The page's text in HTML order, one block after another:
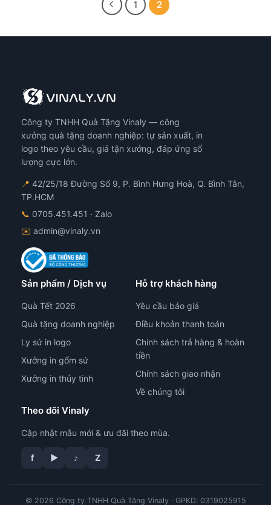
1 2
Công ty TNHH Quà Tặng Vinaly — công
xưởng quà tặng doanh nghiệp: tự sản xuất, in
logo theo yêu cầu, giá tận xưởng, đáp ứng số
lượng cực lớn.
📍 42/25/18 Đường Số 9, P. Bình Hưng Hoà, Q. Bình Tân,
TP.HCM
📞 0705.451.451 · Zalo
✉️ admin@vinaly.vn
Sản phẩm / Dịch vụ
Quà Tết 2026
Quà tặng doanh nghiệp
Ly sứ in logo
Xưởng in gốm sứ
Xưởng in thủy tinh
Hỗ trợ khách hàng
Yêu cầu báo giá
Điều khoản thanh toán
Chính sách trả hàng & hoàn
tiền
Chính sách giao nhận
Về chúng tôi
Theo dõi Vinaly
Cập nhật mẫu mới & ưu đãi theo mùa.
f ▶ ♪ Z
© 2026 Công ty TNHH Quà Tặng Vinaly · GPKD: 0319025915